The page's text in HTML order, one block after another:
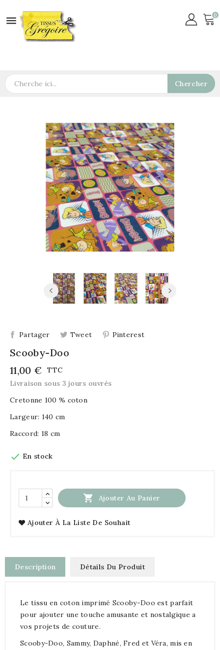
 0
Chercher
Partager Tweet Pinterest
Scooby-Doo
11,00 €
TTC
Livraison sous 3 jours ouvrés
Cretonne 100 % coton
Largeur: 140 cm
Raccord: 18 cm
 En stock
 Ajouter Au Panier
Ajouter À La Liste De Souhait
Description Détails Du Produit
Le tissu en coton imprimé Scooby-Doo est parfait
pour ajouter une touche amusante et nostalgique a
vos projets de couture.
Scooby-Doo, Sammy, Daphné, Fred et Véra, mis en